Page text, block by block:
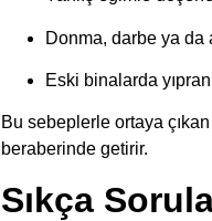
Donma, darbe ya da
Eski binalarda
Bu sebeplerle ortaya
beraberinde getirir.
Sıkça